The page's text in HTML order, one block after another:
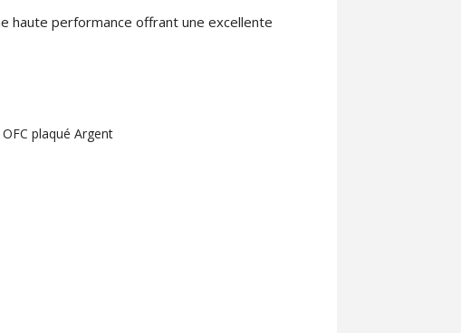
haute performance offrant une excellente
plaqué Argent